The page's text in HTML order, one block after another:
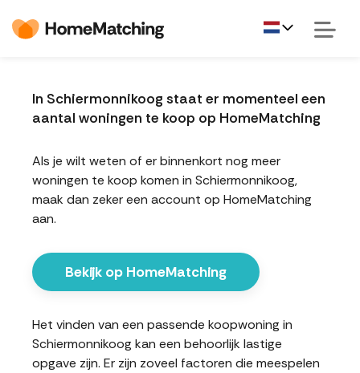
In Schiermonnikoog staat er momenteel een
aantal woningen te koop op HomeMatching
Als je wilt weten of er binnenkort nog meer
woningen te koop komen in Schiermonnikoog,
maak dan zeker een account op HomeMatching
aan.
Bekijk op HomeMatching
Het vinden van een passende koopwoning in
Schiermonnikoog kan een behoorlijk lastige
opgave zijn. Er zijn zoveel factoren die meespelen